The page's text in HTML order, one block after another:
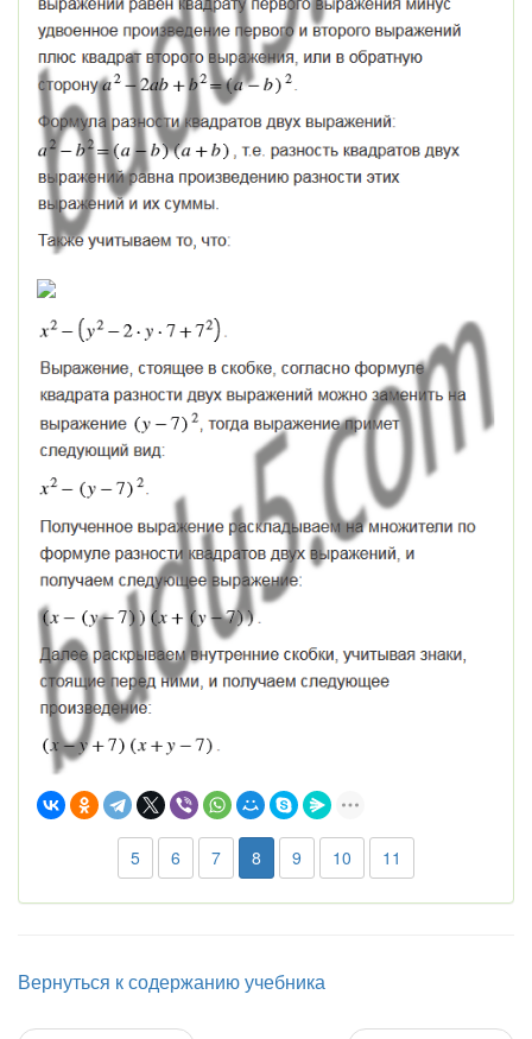
5 6 7 8 9 10 11
Вернуться к содержанию учебника